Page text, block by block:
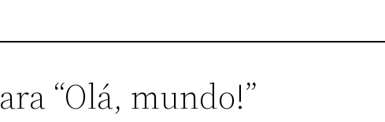
“Olá, mundo!”